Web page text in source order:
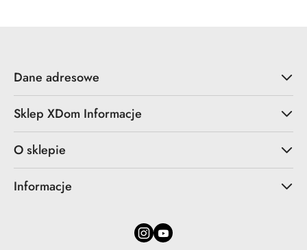
Dane adresowe
Sklep XDom Informacje
O sklepie
Informacje